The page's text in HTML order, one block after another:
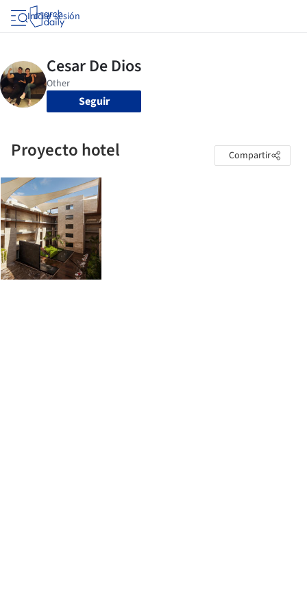
Iniciar sesión
Seguir
Proyecto hotel Compartir